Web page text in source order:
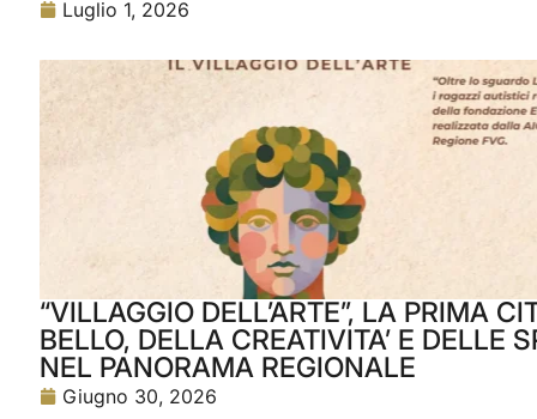
Luglio 1, 2026
“VILLAGGIO DELL’ARTE”, LA PRIMA
BELLO, DELLA CREATIVITA’ E DELLE
NEL PANORAMA REGIONALE
Giugno 30, 2026